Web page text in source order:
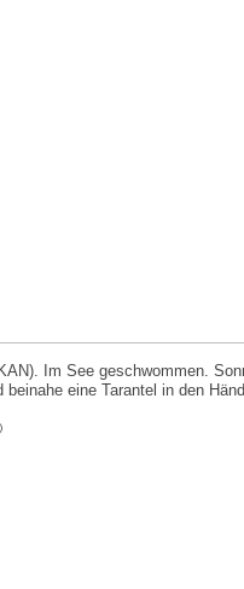
Im See geschwommen.
eine Tarantel in den